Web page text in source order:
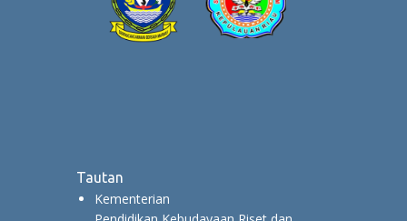
Tautan
Kementerian